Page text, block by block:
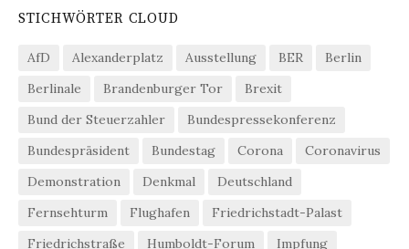
STICHWÖRTER CLOUD
AfD Alexanderplatz Ausstellung BER
Berlin
Berlinale
Brandenburger Tor
Brexit
Bund der Steuerzahler
Bundespressekonferenz
Bundespräsident
Bundestag Corona
Coronavirus
Demonstration
Denkmal
Deutschland
Fernsehturm
Flughafen
Friedrichstadt-Palast
Friedrichstraße
Humboldt-Forum Impfung